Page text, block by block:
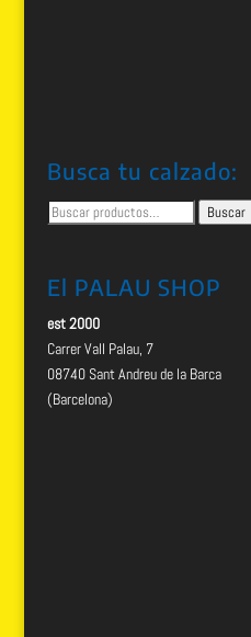
Busca tu calzado:
Buscar
por:
Buscar
El PALAU SHOP
est 2000
Carrer Vall Palau, 7
08740 Sant Andreu de la Barca
(Barcelona)